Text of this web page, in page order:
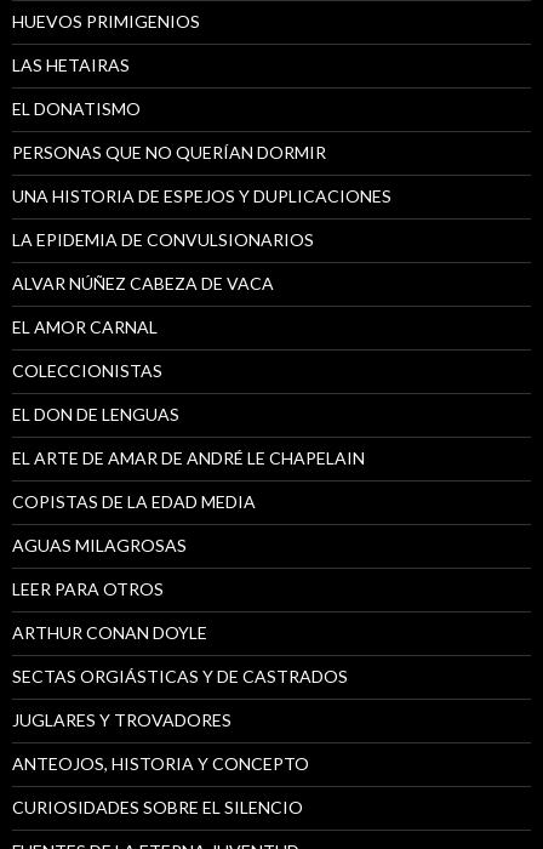
HUEVOS PRIMIGENIOS
LAS HETAIRAS
EL DONATISMO
PERSONAS QUE NO QUERÍAN DORMIR
UNA HISTORIA DE ESPEJOS Y DUPLICACIONES
LA EPIDEMIA DE CONVULSIONARIOS
ALVAR NÚÑEZ CABEZA DE VACA
EL AMOR CARNAL
COLECCIONISTAS
EL DON DE LENGUAS
EL ARTE DE AMAR DE ANDRÉ LE CHAPELAIN
COPISTAS DE LA EDAD MEDIA
AGUAS MILAGROSAS
LEER PARA OTROS
ARTHUR CONAN DOYLE
SECTAS ORGIÁSTICAS Y DE CASTRADOS
JUGLARES Y TROVADORES
ANTEOJOS, HISTORIA Y CONCEPTO
CURIOSIDADES SOBRE EL SILENCIO